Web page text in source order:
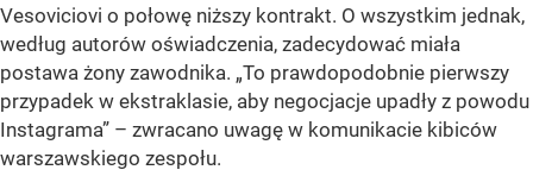
Vesoviciovi o połowę niższy kontrakt. O wszystkim jednak,
według autorów oświadczenia, zadecydować miała
postawa żony zawodnika. „To prawdopodobnie pierwszy
przypadek w ekstraklasie, aby negocjacje upadły z powodu
Instagrama” – zwracano uwagę w komunikacie kibiców
warszawskiego zespołu.